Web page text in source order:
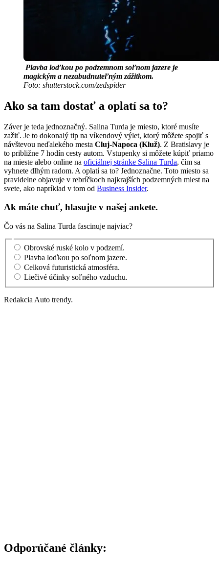
Plavba loďkou po podzemnom soľnom jazere je
magickým a nezabudnuteľným zážitkom.
Foto: shutterstock.com/zedspider
Ako sa tam dostať a oplatí sa to?
Záver je teda jednoznačný. Salina Turda je miesto, ktoré musíte
zažiť. Je to dokonalý tip na víkendový výlet, ktorý môžete spojiť s
návštevou neďalekého mesta Cluj-Napoca (Kluž). Z Bratislavy je
to približne 7 hodín cesty autom. Vstupenky si môžete kúpiť priamo
na mieste alebo online na oficiálnej stránke Salina Turda, čím sa
vyhnete dlhým radom. A oplatí sa to? Jednoznačne. Toto miesto sa
pravidelne objavuje v rebríčkoch najkrajších podzemných miest na
svete, ako napríklad v tom od Business Insider.
Ak máte chuť, hlasujte v našej ankete.
Čo vás na Salina Turda fascinuje najviac?
Obrovské ruské kolo v podzemí.
Plavba loďkou po soľnom jazere.
Celková futuristická atmosféra.
Liečivé účinky soľného vzduchu.
Redakcia Auto trendy.
Odporúčané články: